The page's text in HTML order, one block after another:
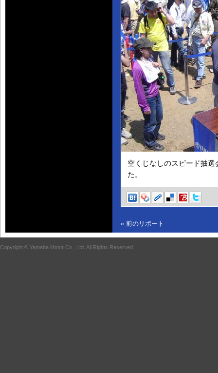
空くじなしのスピード抽
た。
« 前のリポート
Copyright © Yamaha Motor Co., Ltd. All Rights Reserved.